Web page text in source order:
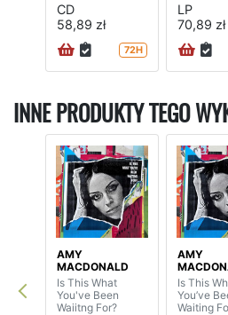
CD
58,89 zł
72H
LP
70,89 zł
INNE PRODUKTY TEGO
AMY
MACDONALD
Is This What
You've Been
Waiitng For?
AMY
Is This
You’ve
Waiting